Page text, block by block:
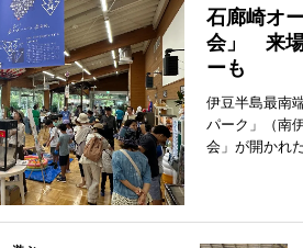
石廊崎オ
会」 来場
ーも
伊豆半島最南
パーク」（南
会」が開かれた